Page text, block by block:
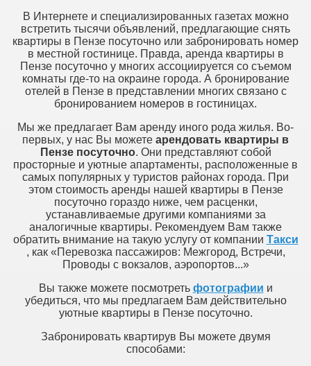
В Интернете и специализированных газетах можно
встретить тысячи объявлений, предлагающие снять
квартиры в Пензе посуточно или забронировать номер
в местной гостинице. Правда, аренда квартиры в
Пензе посуточно у многих ассоциируется со съемом
комнаты где-то на окраине города. А бронирование
отелей в Пензе в представлении многих связано с
бронированием номеров в гостиницах.
Мы же предлагает Вам аренду иного рода жилья. Во-
первых, у нас Вы можете арендовать квартиры в
Пензе посуточно. Они представляют собой
просторные и уютные апартаменты, расположенные в
самых популярных у туристов районах города. При
этом стоимость аренды нашей квартиры в Пензе
посуточно гораздо ниже, чем расценки,
устанавливаемые другими компаниями за
аналогичные квартиры. Рекомендуем Вам также
обратить внимание на такую услугу от компании Такси
, как «Перевозка пассажиров: Межгород, Встречи,
Проводы с вокзалов, аэропортов...»
Вы также можете посмотреть фотографии и
убедиться, что мы предлагаем Вам действительно
уютные квартиры в Пензе посуточно.
Забронировать квартирув Вы можете двумя
способами: